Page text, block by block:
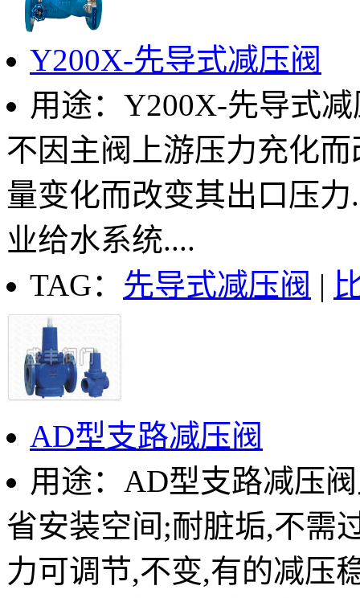
Y200X-先导式减压阀
用途：Y200X-先导式
不因主阀上游压力充化
量变化而改变其出口压
业给水系统....
TAG： 先导式减压阀 |
AD型支路减压阀
用途：AD型支路减压
省安装空间;耐脏垢,不需
力可调节,不变,有的减压